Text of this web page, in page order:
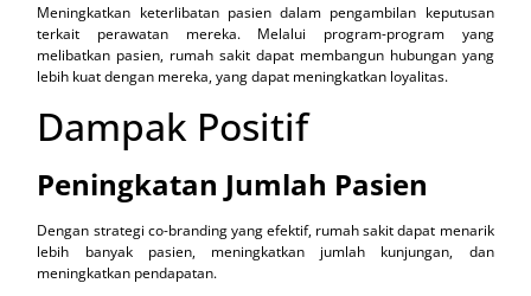
Meningkatkan keterlibatan pasien dalam pengambilan keputusan
terkait perawatan mereka. Melalui program-program yang
melibatkan pasien, rumah sakit dapat membangun hubungan yang
lebih kuat dengan mereka, yang dapat meningkatkan loyalitas.
Dampak Positif
Peningkatan Jumlah Pasien
Dengan strategi co-branding yang efektif, rumah sakit dapat menarik
lebih banyak pasien, meningkatkan jumlah kunjungan, dan
meningkatkan pendapatan.